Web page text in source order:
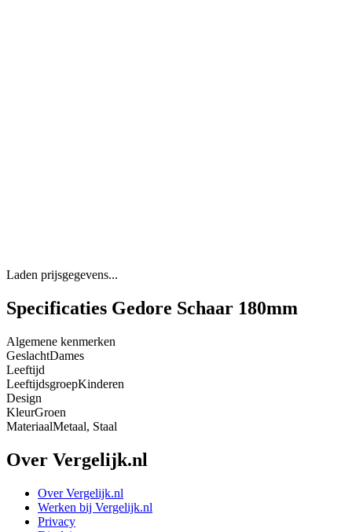
Laden prijsgegevens...
Specificaties Gedore Schaar 180mm
Algemene kenmerken
GeslachtDames
Leeftijd
LeeftijdsgroepKinderen
Design
KleurGroen
MateriaalMetaal, Staal
Over Vergelijk.nl
Over Vergelijk.nl
Werken bij Vergelijk.nl
Privacy